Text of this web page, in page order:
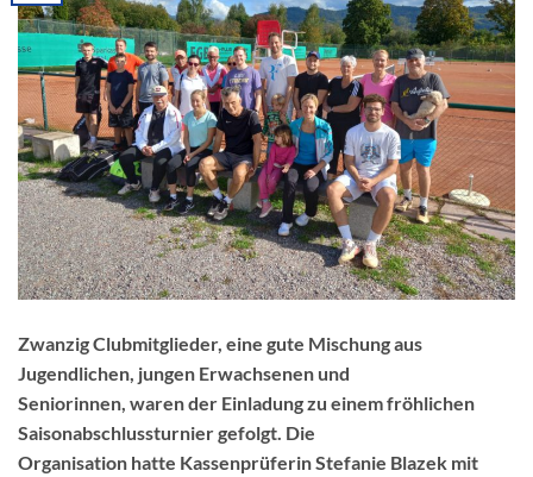
Zwanzig Clubmitglieder, eine gute Mischung aus
Jugendlichen, jungen Erwachsenen und
Seniorinnen, waren der Einladung zu einem fröhlichen
Saisonabschlussturnier gefolgt. Die
Organisation hatte Kassenprüferin Stefanie Blazek mit